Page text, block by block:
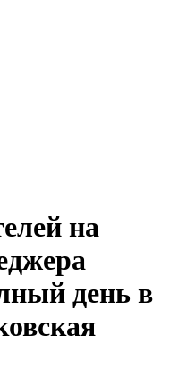
на
день в